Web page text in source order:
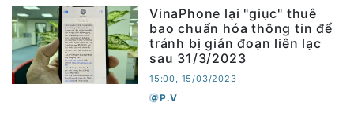
VinaPhone lại "giục" thuê
bao chuẩn hóa thông tin để
tránh bị gián đoạn liên lạc
sau 31/3/2023
15:00, 15/03/2023
P.V